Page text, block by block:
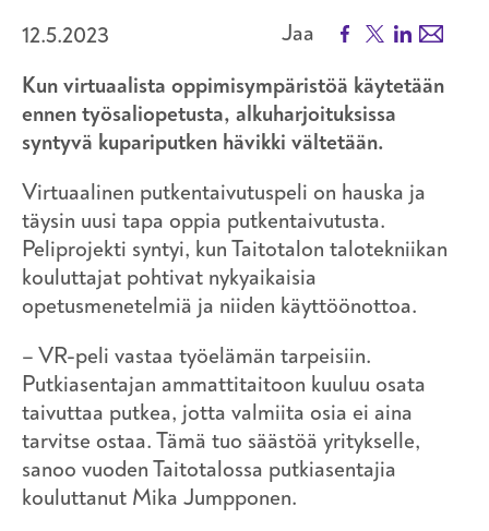
12.5.2023 Jaa Facebook
X LinkedIn
Email
Kun virtuaalista oppimisympäristöä käytetään
ennen työsaliopetusta, alkuharjoituksissa
syntyvä kupariputken hävikki vältetään.
Virtuaalinen putkentaivutuspeli on hauska ja
täysin uusi tapa oppia putkentaivutusta.
Peliprojekti syntyi, kun Taitotalon talotekniikan
kouluttajat pohtivat nykyaikaisia
opetusmenetelmiä ja niiden käyttöönottoa.
– VR-peli vastaa työelämän tarpeisiin.
Putkiasentajan ammattitaitoon kuuluu osata
taivuttaa putkea, jotta valmiita osia ei aina
tarvitse ostaa. Tämä tuo säästöä yritykselle,
sanoo vuoden Taitotalossa putkiasentajia
kouluttanut Mika Jumpponen.